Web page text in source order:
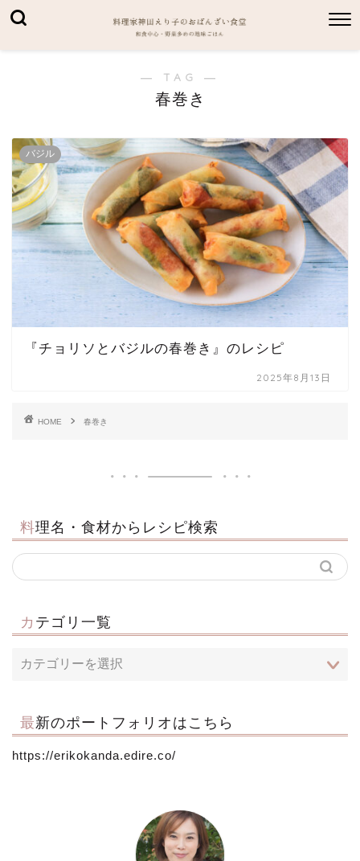
― TAG ―
春巻き
バジル
『チョリソとバジルの春巻き』のレシピ
2025年8月13日
HOME 春巻き
料理名・食材からレシピ検索
カテゴリ一覧
最新のポートフォリオはこちら
https://erikokanda.edire.co/